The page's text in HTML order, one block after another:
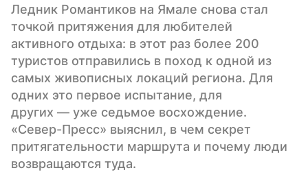
Ледник Романтиков на Ямале снова стал
точкой притяжения для любителей
активного отдыха: в этот раз более 200
туристов отправились в поход к одной из
самых живописных локаций региона. Для
одних это первое испытание, для
других — уже седьмое восхождение.
«Север-Пресс» выяснил, в чем секрет
притягательности маршрута и почему люди
возвращаются туда.